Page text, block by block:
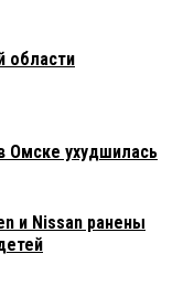
области
Омске ухудшилась
и Nissan ранены